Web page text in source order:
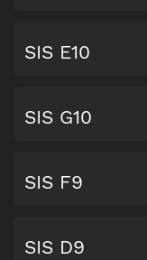
SIS E10
SIS G10
SIS F9
SIS D9